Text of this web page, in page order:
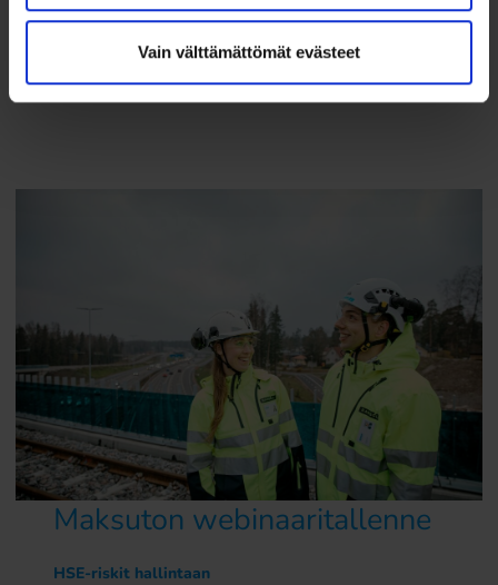
Vain välttämättömät evästeet
Maksuton webinaaritallenne
HSE-riskit hallintaan